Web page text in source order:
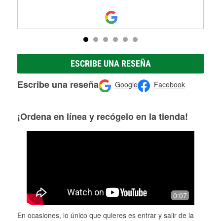
ESCRIBE UNA RESEÑA
Escribe una reseña Google Facebook
¡Ordena en línea y recógelo en la tienda!
0:07
En ocasiones, lo único que quieres es entrar y salir de la